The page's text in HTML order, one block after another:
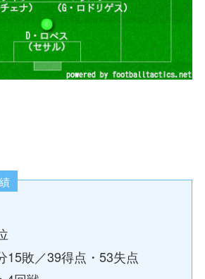
15敗／39得点・53失点